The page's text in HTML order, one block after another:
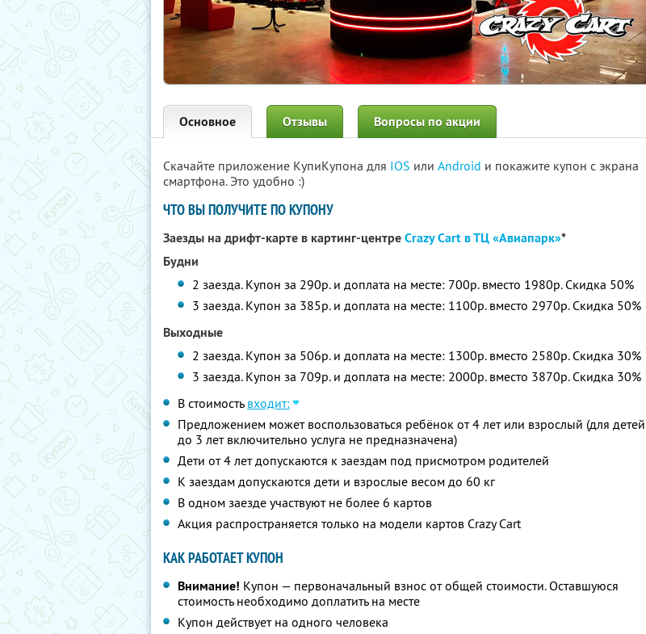
Основное Отзывы Вопросы по акции
Скачайте приложение КупиКупона для IOS или Android и покажите купон с экрана
смартфона. Это удобно :)
ЧТО ВЫ ПОЛУЧИТЕ ПО КУПОНУ
Заезды на дрифт-карте в картинг-центреCrazy Cart в ТЦ «Авиапарк»*
Будни
2 заезда. Купон за 290р. и доплата на месте: 700р. вместо 1980р. Скидка 50%
3 заезда. Купон за 385р. и доплата на месте: 1100р. вместо 2970р. Скидка 50%
Выходные
2 заезда. Купон за 506р. и доплата на месте: 1300р. вместо 2580р. Скидка 30%
3 заезда. Купон за 709р. и доплата на месте: 2000р. вместо 3870р. Скидка 30%
В стоимость входит:
Предложением может воспользоваться ребёнок от 4 лет или взрослый (для детей
до 3 лет включительно услуга не предназначена)
Дети от 4 лет допускаются к заездам под присмотром родителей
К заездам допускаются дети и взрослые весом до 60 кг
В одном заезде участвуют не более 6 картов
Акция распространяется только на модели картов Crazy Cart
КАК РАБОТАЕТ КУПОН
Внимание! Купон — первоначальный взнос от общей стоимости. Оставшуюся
стоимость необходимо доплатить на месте
Купон действует на одного человека